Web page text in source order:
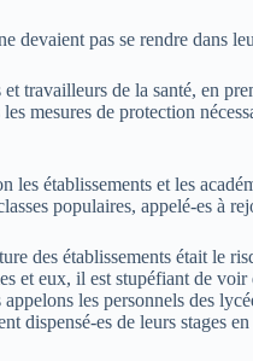
devaient pas se rendre dans
travailleurs de la santé, en
mesures de protection
établissements et les
populaires, appelé-es à
des établissements était le
et eux, il est stupéfiant de voir
les personnels des
dispensé-es de leurs stages